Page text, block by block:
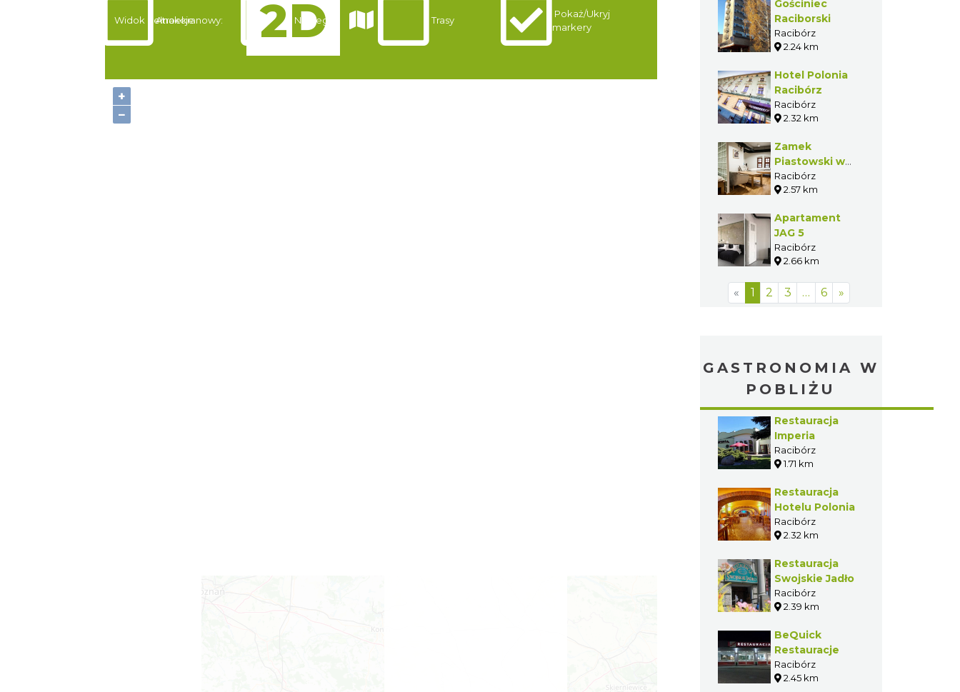
+
−
Widok pełnoekranowy:
Atrakcje Noclegi Trasy
Pokaż/Ukryj
markery
Gościniec
Raciborski
Racibórz
2.24 km
Hotel Polonia
Racibórz
Racibórz
2.32 km
Zamek
Piastowski w
Raciborzu
Racibórz
2.57 km
Apartament
JAG 5
Racibórz
2.66 km
« 1 2 3 … 6 »
GASTRONOMIA W
POBLIŻU
Restauracja
Imperia
Racibórz
1.71 km
Restauracja
Hotelu Polonia
Racibórz
2.32 km
Restauracja
Swojskie Jadło
Racibórz
2.39 km
BeQuick
Restauracje
Racibórz
2.45 km